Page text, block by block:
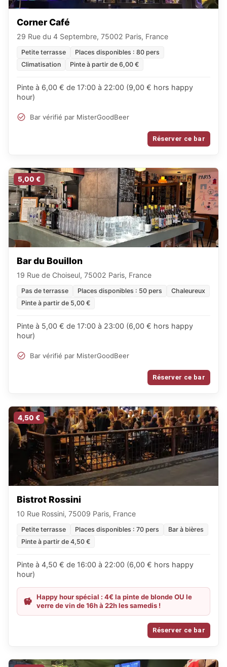
Corner Café
29 Rue du 4 Septembre, 75002 Paris, France
Petite terrasse
Places disponibles : 80 pers
Climatisation
Pinte à partir de 6,00 €
Pinte à 6,00 € de 17:00 à 22:00 (9,00 € hors happy
hour)
Bar vérifié par MisterGoodBeer
Réserver ce bar
5,00 €
Bar du Bouillon
19 Rue de Choiseul, 75002 Paris, France
Pas de terrasse Places disponibles : 50 pers
Chaleureux
Pinte à partir de 5,00 €
Pinte à 5,00 € de 17:00 à 23:00 (6,00 € hors happy
hour)
Bar vérifié par MisterGoodBeer
Réserver ce bar
4,50 €
Bistrot Rossini
10 Rue Rossini, 75009 Paris, France
Petite terrasse Places disponibles : 70 pers
Bar à bières
Pinte à partir de 4,50 €
Pinte à 4,50 € de 16:00 à 22:00 (6,00 € hors happy
hour)
Happy hour spécial : 4€ la pinte de blonde OU le
verre de vin de 16h à 22h les samedis !
Réserver ce bar